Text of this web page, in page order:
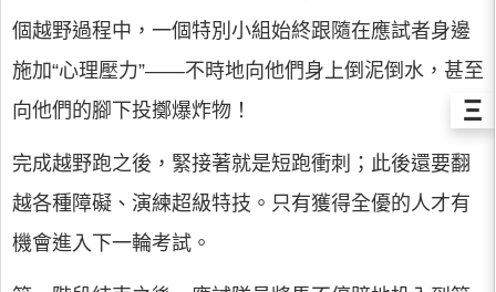
個越野過程中，一個特別小組始終跟隨在應試者身邊
施加“心理壓力”——不時地向他們身上倒泥倒水，甚至
向他們的腳下投擲爆炸物！
完成越野跑之後，緊接著就是短跑衝刺；此後還要翻
越各種障礙、演練超級特技。只有獲得全優的人才有
機會進入下一輪考試。
Ξ